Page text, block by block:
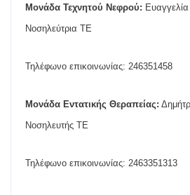
Μονάδα Τεχνητού Νεφρού:
Νοσηλεύτρια ΤΕ
Τηλέφωνο επικοινωνίας: 246351458
Μονάδα Εντατικής Θεραπείας:
Νοσηλευτής ΤΕ
Τηλέφωνο επικοινωνίας: 2463351313